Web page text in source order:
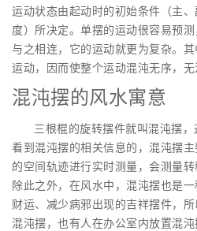
运动状态由起动时的初始条件（主
度）所决定。单摆的运动很容易预
与之相连，它的运动就更为复杂。
运动，因而使整个运动混沌无序，无
混沌摆的风水寓意
三根棍的旋转摆件就叫混沌摆
看到混沌摆的相关信息的，混沌摆
的空间轨迹进行实时测量，会测量转
除此之外，在风水中，混沌摆也是
财运、减少病邪出现的吉祥摆件，
混沌摆，也有人在办公室内放置混沌